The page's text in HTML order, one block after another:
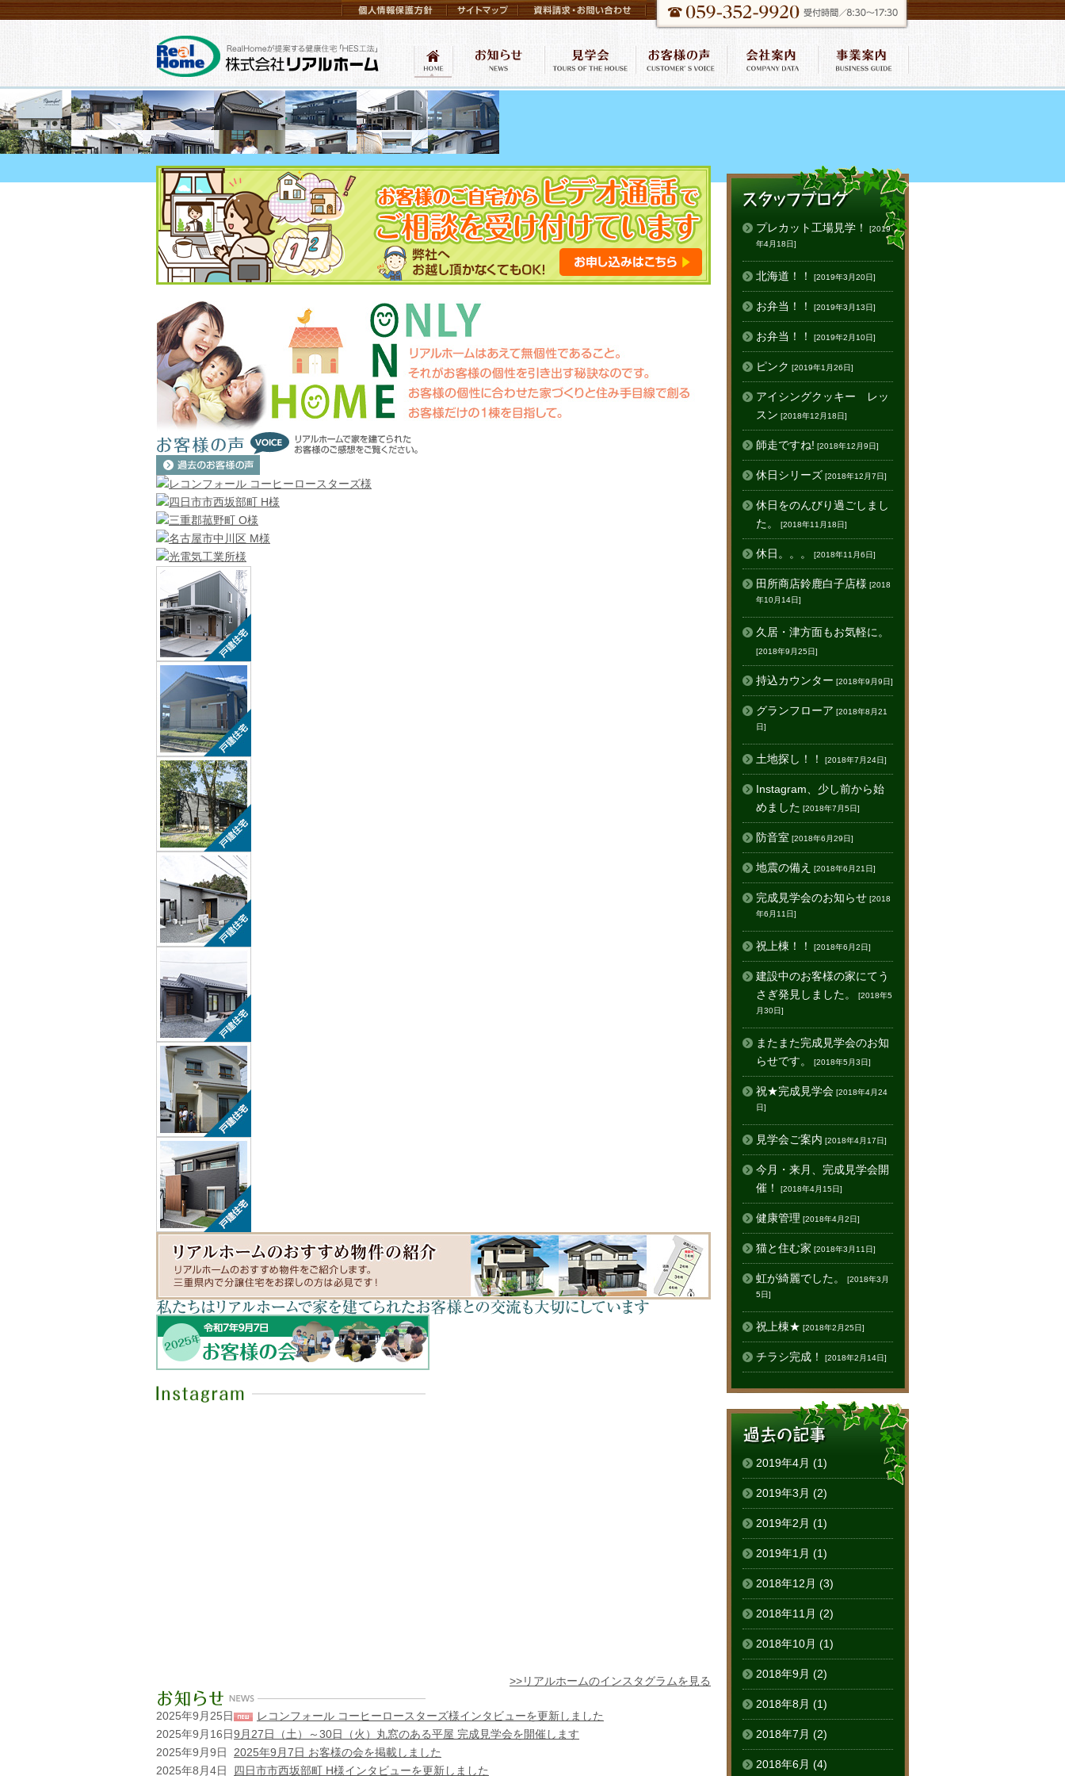
>>リアルホームのインスタグラムを見る
2025年9月25日
レコンフォール コーヒーロースターズ様インタビューを更新しました
2025年9月16日9月27日（土）～30日（火）丸窓のある平屋 完成見学会を開催します
2025年9月9日
2025年9月7日 お客様の会を掲載しました
2025年8月4日
四日市市西坂部町 H様インタビューを更新しました
プレカット工場見学！ [2019
年4月18日]
北海道！！ [2019年3月20日]
お弁当！！ [2019年3月13日]
お弁当！！ [2019年2月10日]
ピンク [2019年1月26日]
アイシングクッキー レッ
スン [2018年12月18日]
師走ですね! [2018年12月9日]
休日シリーズ [2018年12月7日]
休日をのんびり過ごしまし
た。
[2018年11月18日]
休日。。。 [2018年11月6日]
田所商店鈴鹿白子店様 [2018
年10月14日]
久居・津方面もお気軽に。
[2018年9月25日]
持込カウンター [2018年9月9日]
グランフローア [2018年8月21
日]
土地探し！！ [2018年7月24日]
Instagram、少し前から始
めました [2018年7月5日]
防音室 [2018年6月29日]
地震の備え [2018年6月21日]
完成見学会のお知らせ [2018
年6月11日]
祝上棟！！ [2018年6月2日]
建設中のお客様の家にてう
さぎ発見しました。
[2018年5
月30日]
またまた完成見学会のお知
らせです。
[2018年5月3日]
祝★完成見学会 [2018年4月24
日]
見学会ご案内 [2018年4月17日]
今月・来月、完成見学会開
催！
[2018年4月15日]
健康管理 [2018年4月2日]
猫と住む家 [2018年3月11日]
虹が綺麗でした。 [2018年3月
5日]
祝上棟★ [2018年2月25日]
チラシ完成！ [2018年2月14日]
2019年4月 (1)
2019年3月 (2)
2019年2月 (1)
2019年1月 (1)
2018年12月 (3)
2018年11月 (2)
2018年10月 (1)
2018年9月 (2)
2018年8月 (1)
2018年7月 (2)
2018年6月 (4)